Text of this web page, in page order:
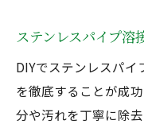
アーク溶接
裏波品質を
法
丸パイプ溶
ステンレスパイプ
DIYでステンレスパ
を徹底することが成
分や汚れを丁寧に除